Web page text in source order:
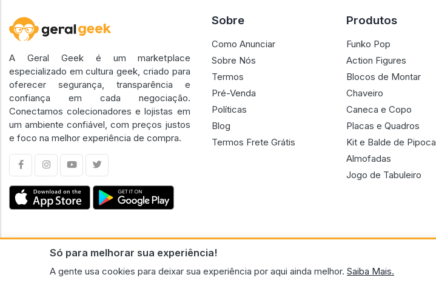
Só para melhorar sua experiência!
A gente usa cookies para deixar sua experiência por aqui ainda melhor. Saiba Mais.
A Geral Geek é um marketplace
especializado em cultura geek, criado para
oferecer segurança, transparência e
confiança em cada negociação.
Conectamos colecionadores e lojistas em
um ambiente confiável, com preços justos
e foco na melhor experiência de compra.
Sobre
Como Anunciar
Sobre Nós
Termos
Pré-Venda
Políticas
Blog
Termos Frete Grátis
Produtos
Funko Pop
Action Figures
Blocos de Montar
Chaveiro
Caneca e Copo
Placas e Quadros
Kit e Balde de Pipoca
Almofadas
Jogo de Tabuleiro
CNPJ n.º 30.220.458/0001-17 - GERAL GEEK PORTAL ELETRONICO LTDA.